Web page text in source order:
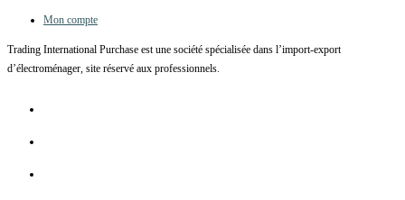
to
content
Mon compte
Trading International Purchase est une société spécialisée dans l’import-export
d’électroménager, site réservé aux professionnels.